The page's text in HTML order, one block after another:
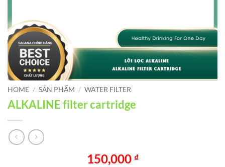
HOME / SẢN PHẨM / WATER FILTER
ALKALINE filter cartridge
150,000 ₫